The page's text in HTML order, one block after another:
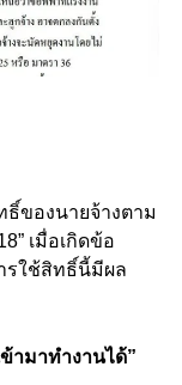
ธิ์ของนายจ้างตาม
เมื่อเกิดข้อ
รใช้สิทธิ์นี้มีผล
ามาทำงานได้”